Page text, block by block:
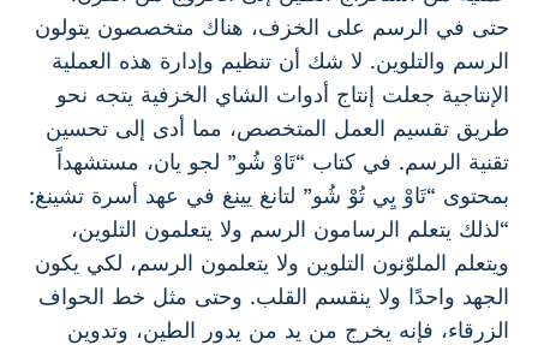
حتى في الرسم على الخزف، هناك متخصصون يتولون
الرسم والتلوين. لا شك أن تنظيم وإدارة هذه العملية
الإنتاجية جعلت إنتاج أدوات الشاي الخزفية يتجه نحو
طريق تقسيم العمل المتخصص، مما أدى إلى تحسين
تقنية الرسم. في كتاب “تَاوْ شُو” لجو يان، مستشهداً
بمحتوى “تَاوْ يِي تُوْ شُو” لتانغ يينغ في عهد أسرة تشينغ:
“لذلك يتعلم الرسامون الرسم ولا يتعلمون التلوين،
ويتعلم الملوّنون التلوين ولا يتعلمون الرسم، لكي يكون
الجهد واحدًا ولا ينقسم القلب. وحتى مثل خط الحواف
الزرقاء، فإنه يخرج من يد من يدور الطين، وتدوين